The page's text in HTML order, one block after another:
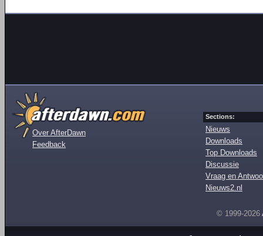
Over AfterDawn
Feedback
Sections:
Nieuws
Downloads
Top Downloads
Discussie
Vraag en
Nieuws2.nl
© 1999-2026